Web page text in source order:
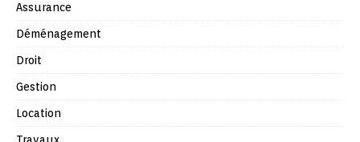
Assurance
Déménagement
Droit
Gestion
Location